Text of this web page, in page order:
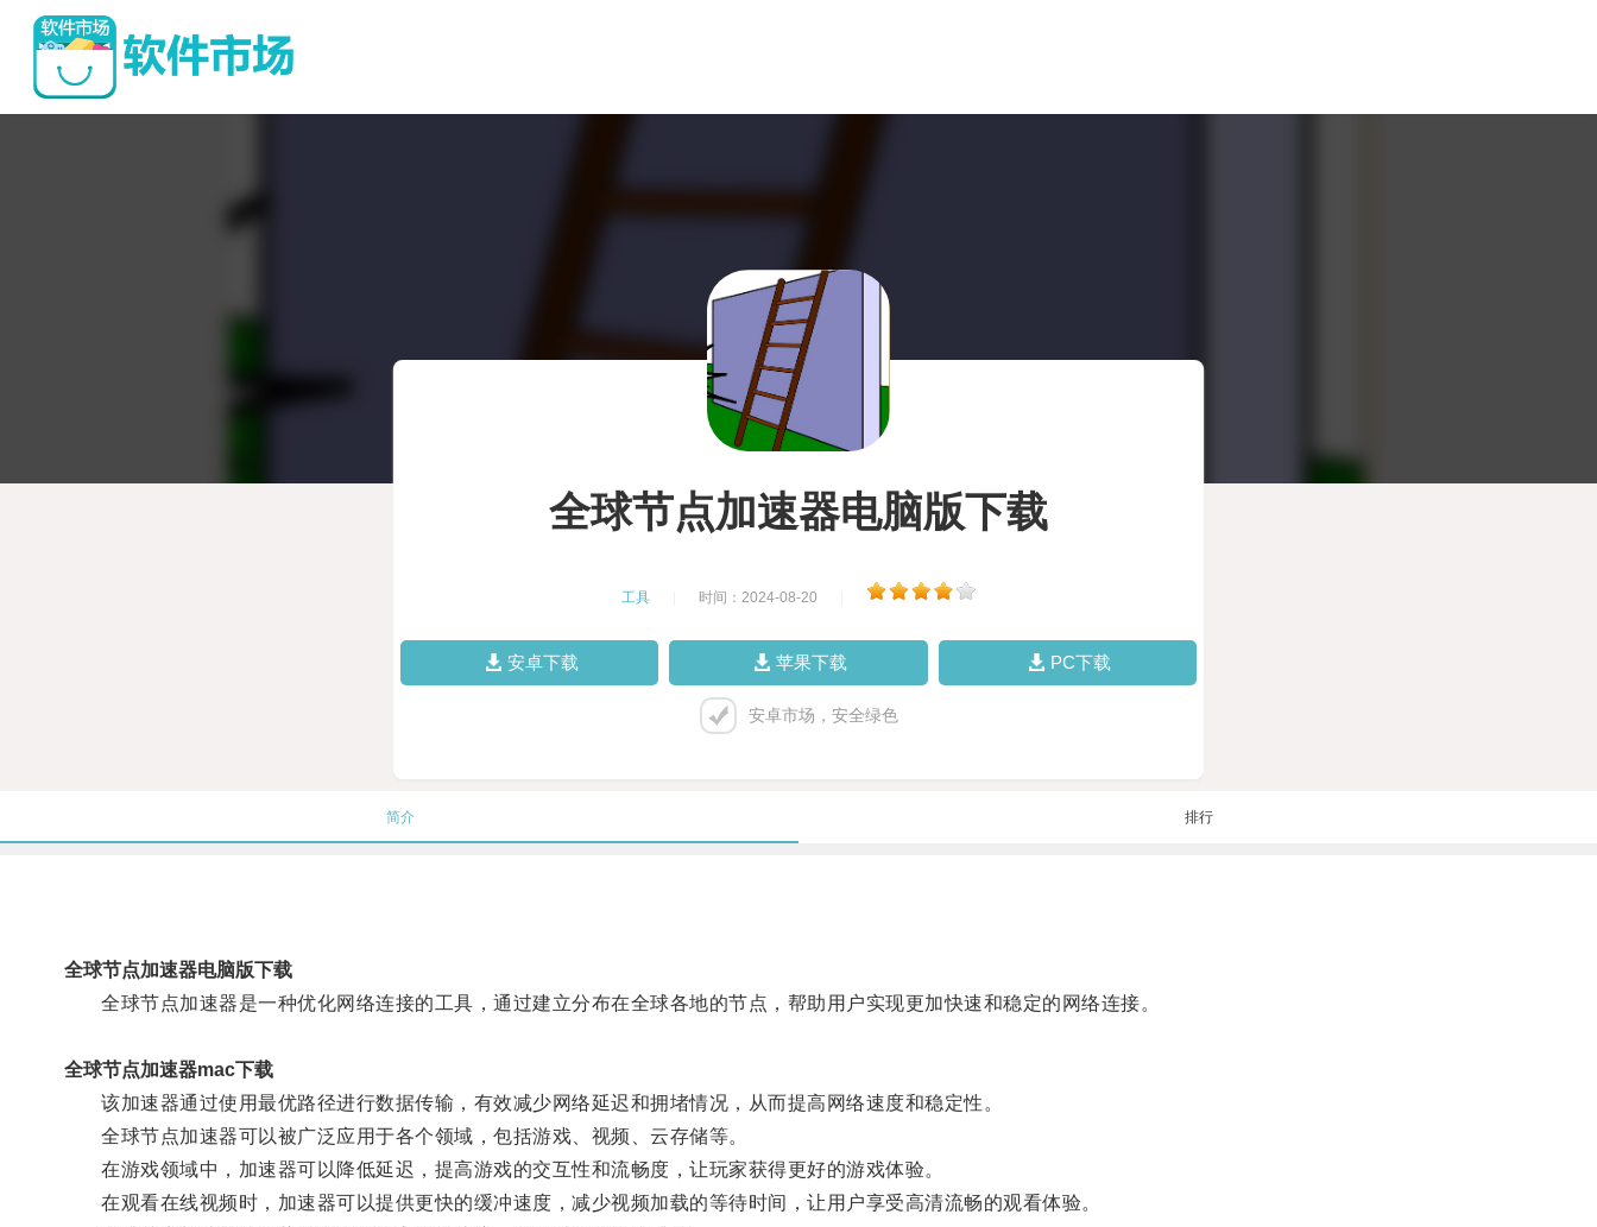
全球节点加速器电脑版下载
工具 时间：2024-08-20
安卓下载 苹果下载 PC下载
安卓市场，安全绿色
简介 排行
全球节点加速器电脑版下载
全球节点加速器是一种优化网络连接的工具，通过建立分布在全球各地的节点，帮助用户实现更加快速和稳定的网络连接。
全球节点加速器mac下载
该加速器通过使用最优路径进行数据传输，有效减少网络延迟和拥堵情况，从而提高网络速度和稳定性。
全球节点加速器可以被广泛应用于各个领域，包括游戏、视频、云存储等。
在游戏领域中，加速器可以降低延迟，提高游戏的交互性和流畅度，让玩家获得更好的游戏体验。
在观看在线视频时，加速器可以提供更快的缓冲速度，减少视频加载的等待时间，让用户享受高清流畅的观看体验。